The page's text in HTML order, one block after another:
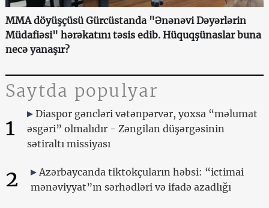
MMA döyüşçüsü Gürcüstanda "Ənənəvi Dəyərlərin
Müdafiəsi" hərəkatını təsis edib. Hüquqşünaslar buna
necə yanaşır?
Saytda populyar
1
Diaspor gəncləri vətənpərvər, yoxsa “məlumat
əsgəri” olmalıdır - Zəngilan düşərgəsinin
sətiraltı missiyası
2
Azərbaycanda tiktokçuların həbsi: “ictimai
mənəviyyat”ın sərhədləri və ifadə azadlığı